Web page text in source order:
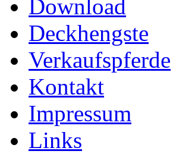
Download
Deckhengste
Verkaufspferde
Kontakt
Impressum
Links